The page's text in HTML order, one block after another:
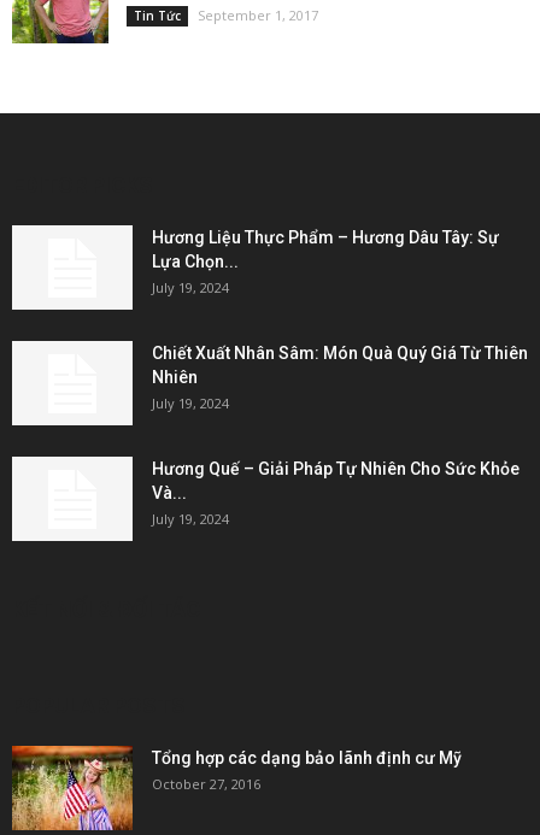
Tin Tức September 1, 2017
Hương Liệu Thực Phẩm – Hương Dâu Tây: Sự
Lựa Chọn...
July 19, 2024
Chiết Xuất Nhân Sâm: Món Quà Quý Giá Từ Thiên
Nhiên
July 19, 2024
Hương Quế – Giải Pháp Tự Nhiên Cho Sức Khỏe
Và...
July 19, 2024
Tổng hợp các dạng bảo lãnh định cư Mỹ
October 27, 2016